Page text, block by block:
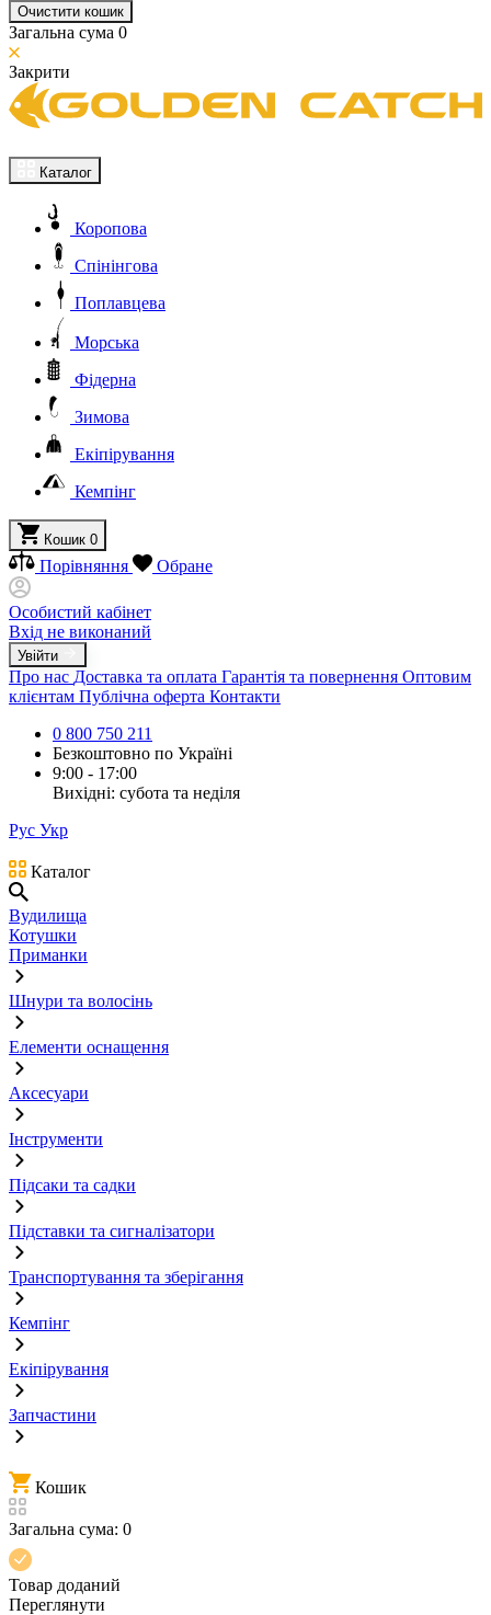
Очистити кошик
Загальна сума 0
Закрити
Каталог
Коропова
Спінінгова
Поплавцева
Морська
Фідерна
Зимова
Екіпірування
Кемпінг
Кошик 0
Порівняння Обране
Особистий кабінет
Вхід не виконаний
Увійти
Про нас Доставка та оплата Гарантія та повернення Оптовим
клієнтам Публічна оферта Контакти
0 800 750 211
Безкоштовно по Україні
9:00 - 17:00
Вихідні: субота та неділя
Рус Укр
Каталог
Вудилища
Котушки
Приманки
Шнури та волосінь
Елементи оснащення
Аксесуари
Інструменти
Підсаки та садки
Підставки та сигналізатори
Транспортування та зберігання
Кемпінг
Екіпірування
Запчастини
Кошик
Загальна сума: 0
Товар доданий
Переглянути